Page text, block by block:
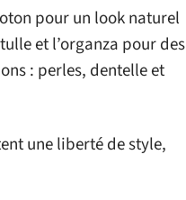
pour un look naturel
et l’organza pour des
: perles, dentelle et
une liberté de style,